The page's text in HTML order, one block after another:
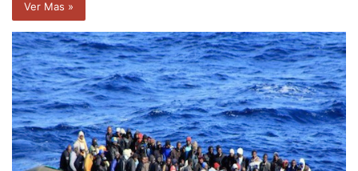
Ver Mas »